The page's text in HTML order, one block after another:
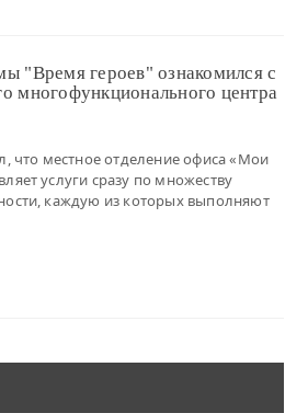
"Время героев" ознакомился с
многофункционального центра
что местное отделение офиса «Мои
услуги сразу по множеству
каждую из которых выполняют